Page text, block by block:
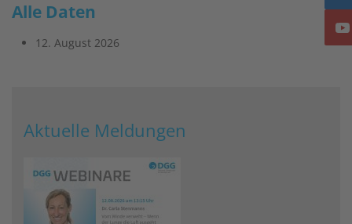
Alle Daten
12. August 2026
Aktuelle Meldungen